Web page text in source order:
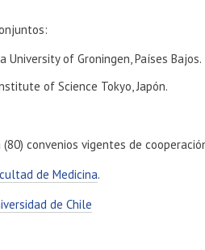
University of Groningen, Países Bajos.
of Science Tokyo, Japón.
convenios vigentes de
de Medicina.
de Chile